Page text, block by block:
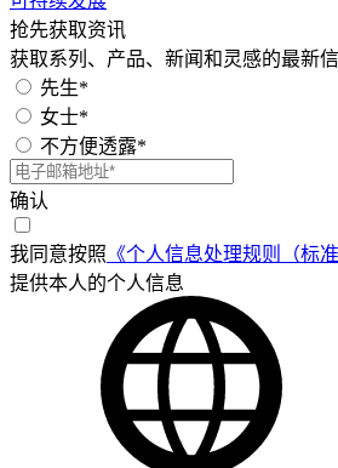
抢先获取资讯
获取系列、产品、新闻和灵感的最新
先生*
女士*
不方便透露*
确认
我同意按照 《个人信息处理规则（标准
提供本人的个人信息